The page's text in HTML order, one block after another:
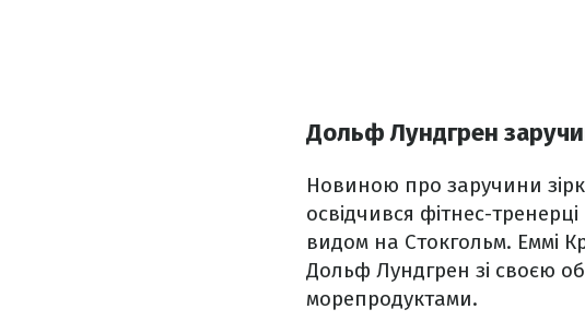
Дольф Лундгрен
Новиною про заручини
освідчився фітнес-
видом на Стокгольм. Еммі
Дольф Лундгрен зі своєю
морепродуктами.